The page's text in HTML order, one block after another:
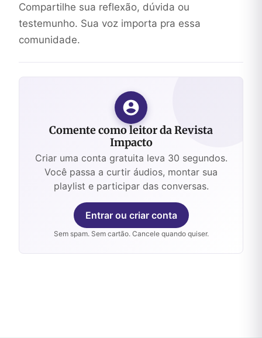
Compartilhe sua reflexão, dúvida ou
testemunho. Sua voz importa pra essa
comunidade.
Comente como leitor da Revista
Impacto
Criar uma conta gratuita leva 30 segundos.
Você passa a curtir áudios, montar sua
playlist e participar das conversas.
Entrar ou criar conta
Sem spam. Sem cartão. Cancele quando quiser.